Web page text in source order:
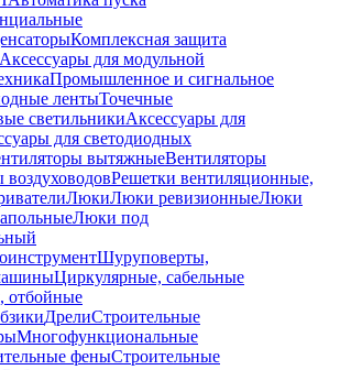
Комплексная защита
Аксессуары для модульной
Промышленное и сигнальное
лентыТочечные
светильникиАксессуары для
для светодиодных
вытяжныеВентиляторы
Решетки вентиляционные,
ЛюкиЛюки ревизионныеЛюки
Люки под
Шуруповерты,
Циркулярные, сабельные
отбойные
ДрелиСтроительные
Многофункциональные
феныСтроительные